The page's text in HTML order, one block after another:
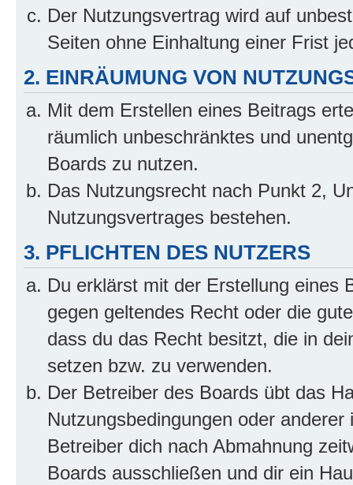
Der Nutzungsvertrag wird auf
Seiten ohne Einhaltung einer Frist
2. EINRÄUMUNG VON
Mit dem Erstellen eines Beitrags
räumlich unbeschränktes und
Boards zu nutzen.
Das Nutzungsrecht nach Punkt 2,
Nutzungsvertrages bestehen.
3. PFLICHTEN DES NUTZERS
Du erklärst mit der Erstellung eines
gegen geltendes Recht oder die
dass du das Recht besitzt, die in
setzen bzw. zu verwenden.
Der Betreiber des Boards übt das
Nutzungsbedingungen oder
Betreiber dich nach Abmahnung
Boards ausschließen und dir ein